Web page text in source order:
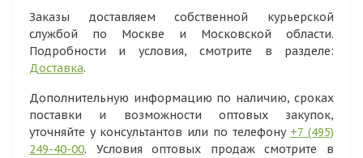
Заказы доставляем собственной курьерской
службой по Москве и Московской области.
Подробности и условия, смотрите в разделе:
Доставка.
Дополнительную информацию по наличию, сроках
поставки и возможности оптовых закупок,
уточняйте у консультантов или по телефону +7 (495)
249-40-00. Условия оптовых продаж смотрите в